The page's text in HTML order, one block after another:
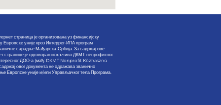
страница је организована уз финансијску
Европске уније кроз Интеррег-ИПА програм
сарадње Мађарска-Србија. За садржај ове
странице је одговоран искљчиво ДКМТ непрофитног
ДОО-а (мађ: DKMT Nonprofit Közhasznú
овог документа не одражава званично
Европске уније и/или Управљачког тела Програма.